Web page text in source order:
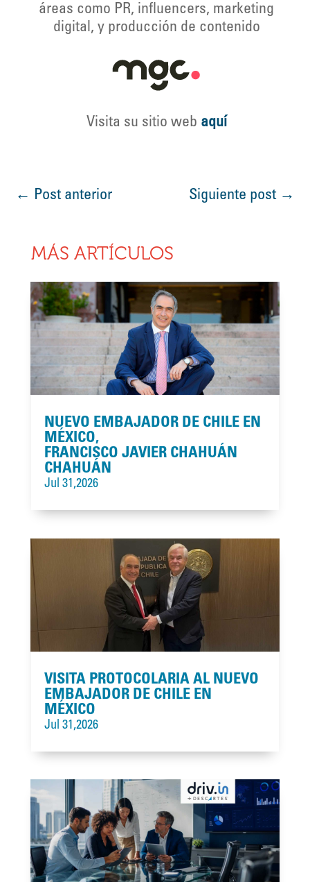
áreas como PR, influencers, marketing
digital, y producción de contenido
Visita su sitio web aquí
← Post anterior Siguiente post→
MÁS ARTÍCULOS
NUEVO EMBAJADOR DE CHILE EN
MÉXICO,
FRANCISCO JAVIER CHAHUÁN
CHAHUÁN
Jul 31,2026
VISITA PROTOCOLARIA AL NUEVO
EMBAJADOR DE CHILE EN
MÉXICO
Jul 31,2026